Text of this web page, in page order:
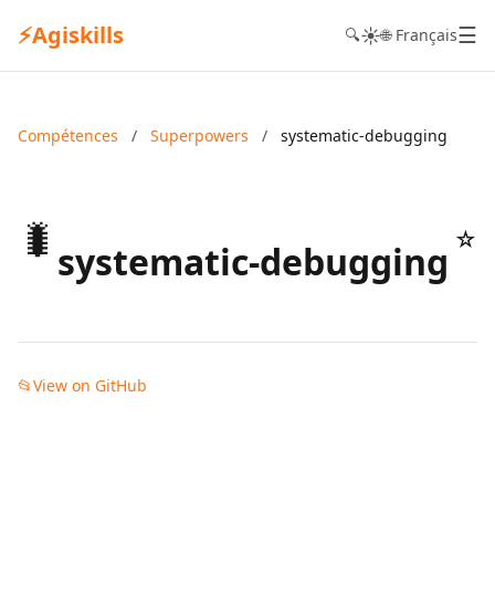
⚡Agiskills 🔍☀️🌐 Français☰
Compétences / Superpowers / systematic-debugging
🐛 systematic-debugging ☆
📂View on GitHub